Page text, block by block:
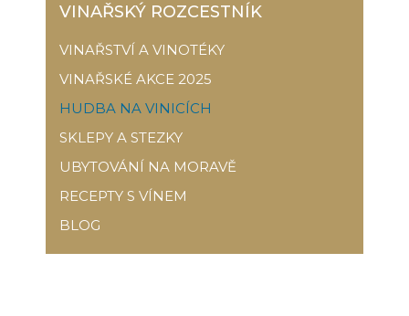
VINAŘSKÝ ROZCESTNÍK
VINAŘSTVÍ A VINOTÉKY
VINAŘSKÉ AKCE 2025
HUDBA NA VINICÍCH
SKLEPY A STEZKY
UBYTOVÁNÍ NA MORAVĚ
RECEPTY S VÍNEM
BLOG